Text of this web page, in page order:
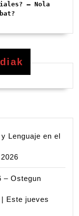
– Nola
Lenguaje en el
– Ostegun
Este jueves